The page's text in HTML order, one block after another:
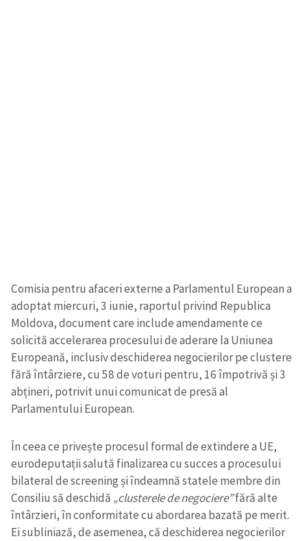
Comisia pentru afaceri externe a Parlamentul European a
adoptat miercuri, 3 iunie, raportul privind Republica
Moldova, document care include amendamente ce
solicită accelerarea procesului de aderare la Uniunea
Europeană, inclusiv deschiderea negocierilor pe clustere
fără întârziere, cu 58 de voturi pentru, 16 împotrivă și 3
abțineri, potrivit unui comunicat de presă al
Parlamentului European.
În ceea ce privește procesul formal de extindere a UE,
eurodeputații salută finalizarea cu succes a procesului
bilateral de screening și îndeamnă statele membre din
Consiliu să deschidă „clusterele de negociere”fără alte
întârzieri, în conformitate cu abordarea bazată pe merit.
Ei subliniază, de asemenea, că deschiderea negocierilor